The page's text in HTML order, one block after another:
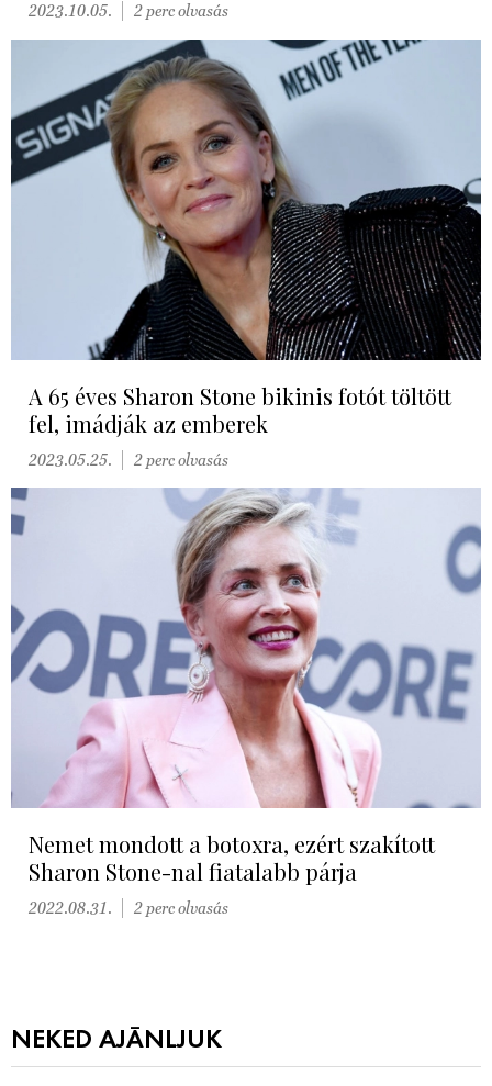
2023.10.05. 2 perc olvasás
A 65 éves Sharon Stone bikinis fotót töltött
fel, imádják az emberek
2023.05.25. 2 perc olvasás
Nemet mondott a botoxra, ezért szakított
Sharon Stone-nal fiatalabb párja
2022.08.31. 2 perc olvasás
NEKED AJÁNLJUK